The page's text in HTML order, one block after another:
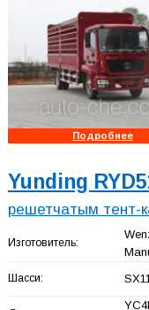
Подробнее
Yunding
решетчатым тент-
Изготовитель:
Шасси: